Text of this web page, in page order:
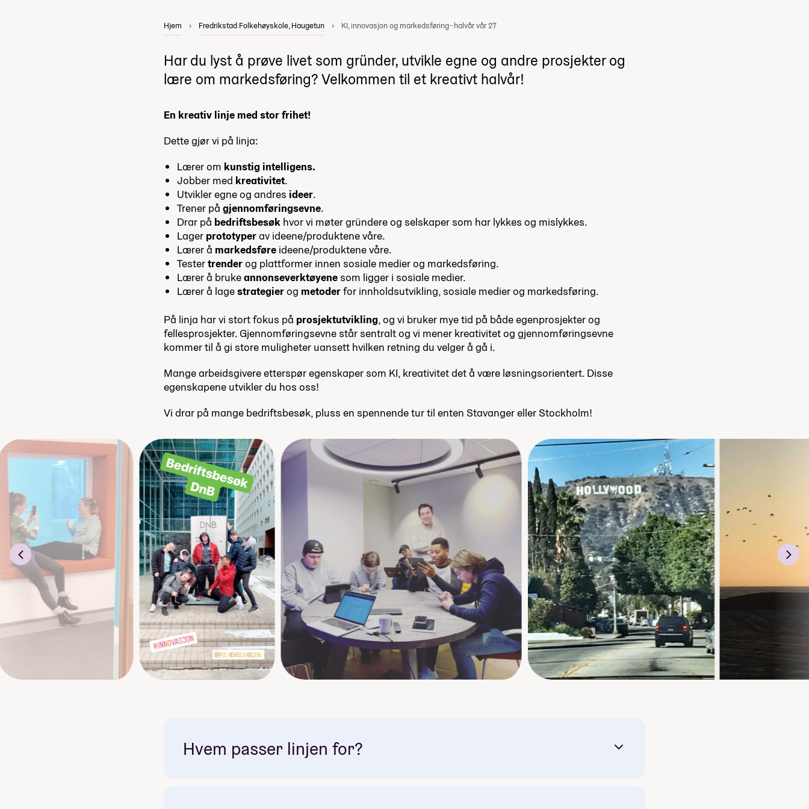
Hjem Fredrikstad Folkehøyskole, Haugetun KI, innovasjon og markedsføring - halvår vår 27
Har du lyst å prøve livet som gründer, utvikle egne og andre prosjekter og
lære om markedsføring? Velkommen til et kreativt halvår!
En kreativ linje med stor frihet!
Dette gjør vi på linja:
Lærer om kunstig intelligens.
Jobber med kreativitet.
Utvikler egne og andres ideer.
Trener pågjennomføringsevne.
Drar på bedriftsbesøk hvor vi møter gründere og selskaper som har lykkes og mislykkes.
Lager prototyperav ideene/produktene våre.
Lærer å markedsføre ideene/produktene våre.
Testertrenderog plattformer innen sosiale medier og markedsføring.
Lærer å brukeannonseverktøyenesom ligger i sosiale medier.
Lærer å lagestrategierog metoderfor innholdsutvikling, sosiale medier og markedsføring.
På linja har vi stort fokus på prosjektutvikling, og vi bruker mye tid på både egenprosjekter og
fellesprosjekter. Gjennomføringsevne står sentralt og vi mener kreativitet og gjennomføringsevne
kommer til å gi store muligheter uansett hvilken retning du velger å gå i.
Mange arbeidsgivere etterspør egenskaper som KI, kreativitet det å være løsningsorientert. Disse
egenskapene utvikler du hos oss!
Vi drar på mange bedriftsbesøk, pluss en spennende tur til enten Stavanger eller Stockholm!
Hvem passer linjen for?